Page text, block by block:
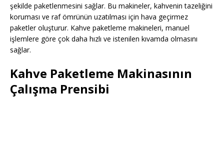
şekilde paketlenmesini sağlar. Bu makineler, kahvenin tazeliğini
koruması ve raf ömrünün uzatılması için hava geçirmez
paketler oluşturur. Kahve paketleme makineleri, manuel
işlemlere göre çok daha hızlı ve istenilen kıvamda olmasını
sağlar.
Kahve Paketleme Makinasının
Çalışma Prensibi